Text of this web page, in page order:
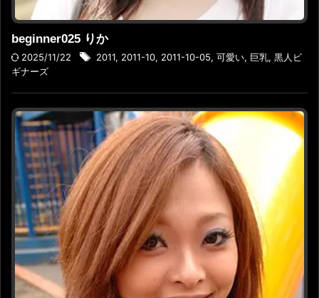
beginner025 りか
2025/11/22 2011, 2011-10, 2011-10-05, 可愛い, 巨乳, 黒人ビ
ギナーズ